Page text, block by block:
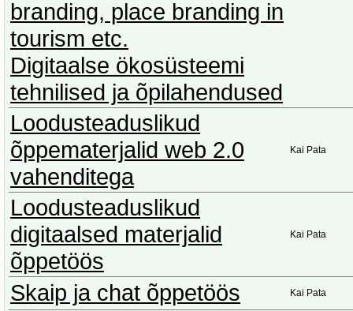
branding, place branding in
tourism etc.
Digitaalse ökosüsteemi
tehnilised ja õpilahendused
Loodusteaduslikud
õppematerjalid web 2.0
vahenditega
Kai Pata
Loodusteaduslikud
digitaalsed materjalid
õppetöös
Kai Pata
Skaip ja chat õppetöös Kai Pata